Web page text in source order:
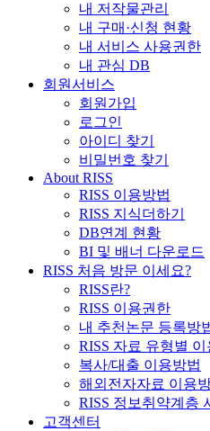
내 저작물관리
내 구매·신청 현황
내 서비스 사용권한
내 관심 DB
회원서비스
회원가입
로그인
아이디 찾기
비밀번호 찾기
About RISS
RISS 이용방법
RISS 지식더하기
DB연계 현황
BI 및 배너 다운로드
RISS 처음 방문 이세요?
RISS란?
RISS 이용권한
내 추천논문 등록방
RISS 자료 유형별 이
복사/대출 이용방법
해외전자자료 이용
RISS 정보취약계층
고객센터